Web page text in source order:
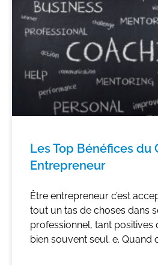
Les Top Bénéfices du
Entrepreneur
Être entrepreneur c’est
tout un tas de choses dans
professionnel, tant positives
bien souvent seul. e. Quand